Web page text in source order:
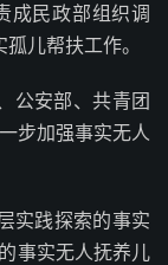
成民政部组织调
儿帮扶工作。
公安部、共青团
步加强事实无人
实践探索的事实
事实无人抚养儿